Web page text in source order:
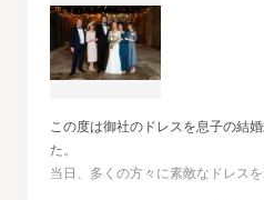
この度は御社のドレスを息子の結
た。
当日、多くの方々に素敵なドレス